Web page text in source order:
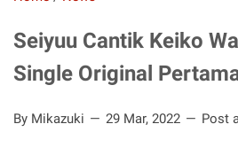
Seiyuu Cantik Keiko
Single Original
By Mikazuki 29 Mar, 2022 Post